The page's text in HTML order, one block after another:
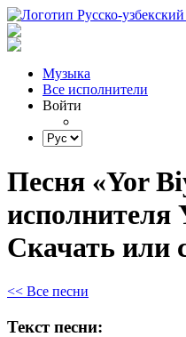
Музыка
Все исполнители
Войти
Песня «Yor
исполнителя
Скачать или
<< Все песни
Текст песни: